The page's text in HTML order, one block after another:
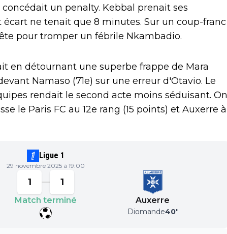
un penalty. Kebbal prenait ses
écart ne tenait que 8 minutes. Sur un coup-franc
pour tromper un fébrile Nkambadio.
en détournant une superbe frappe de Mara
Namaso (71e) sur une erreur d'Otavio. Le
rendait le second acte moins séduisant. On
le Paris FC au 12e rang (15 points) et Auxerre à
Ligue 1
29 novembre 2025 à 19:00
1 1
Match terminé Auxerre
Diomande40'